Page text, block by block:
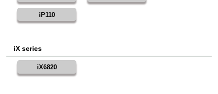
iP110
iX series
iX6820